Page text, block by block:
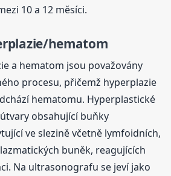
10 a 12 měsíci.
hematom
a hematom jsou považovány
procesu, přičemž hyperplazie
hematomu. Hyperplastické
obsahující buňky
ve slezině včetně lymfoidních,
buněk, reagujících
Na ultrasonografu se jeví jako